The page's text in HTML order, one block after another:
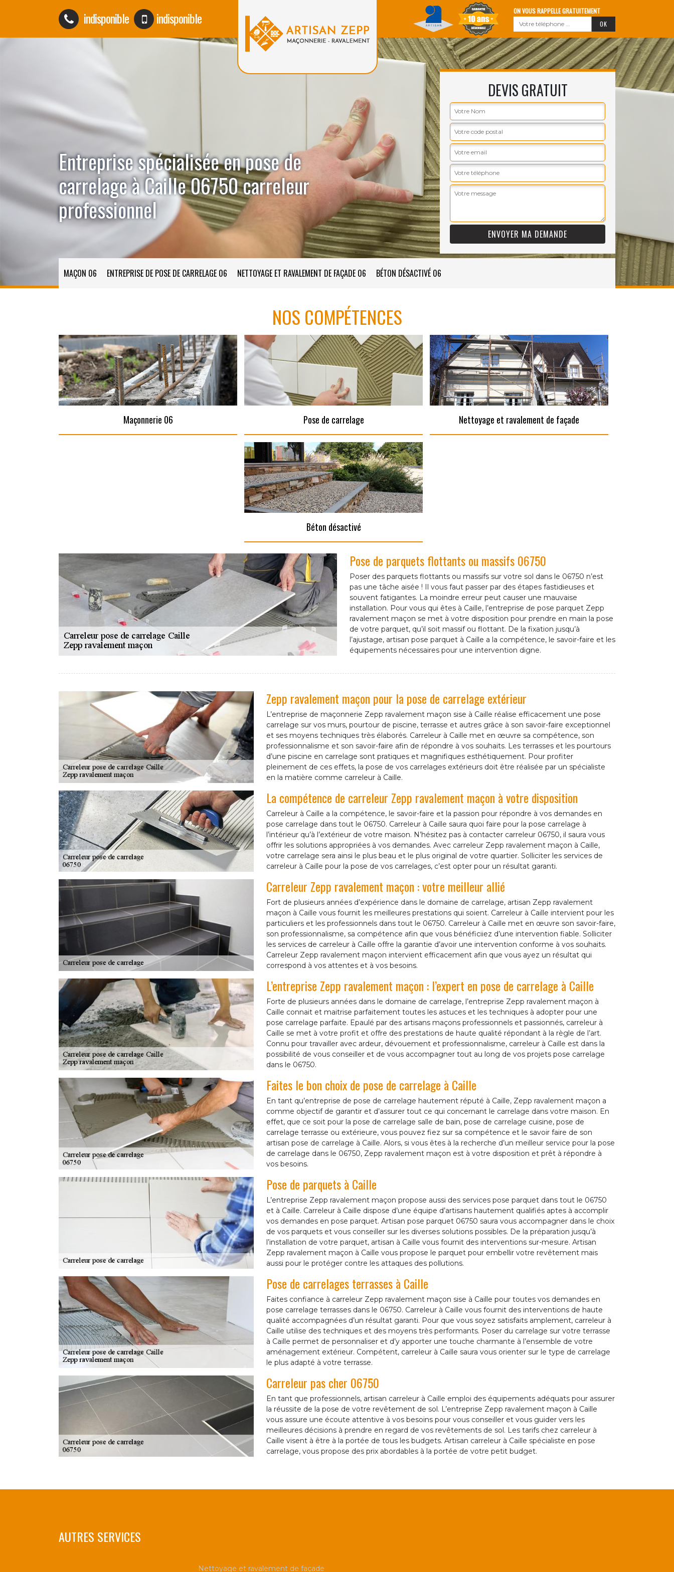
indisponible indisponible ON VOUS RAPPELLE GRATUITEMENT
Entreprise spécialisée en pose de
carrelage à Caille 06750 carreleur
professionnel
DEVIS GRATUIT
MAÇON 06 ENTREPRISE DE POSE DE CARRELAGE 06 NETTOYAGE ET RAVALEMENT DE FAÇADE 06 BÉTON DÉSACTIVÉ 06
NOS COMPÉTENCES
Maçonnerie 06 Pose de carrelage Nettoyage et ravalement de façade
Béton désactivé
Pose de parquets flottants ou massifs 06750
Poser des parquets flottants ou massifs sur votre sol dans le 06750 n’est
pas une tâche aisée ! Il vous faut passer par des étapes fastidieuses et
souvent fatigantes. La moindre erreur peut causer une mauvaise
installation. Pour vous qui êtes à Caille, l’entreprise de pose parquet Zepp
ravalement maçon se met à votre disposition pour prendre en main la pose
de votre parquet, qu’il soit massif ou flottant. De la fixation jusqu’à
l’ajustage, artisan pose parquet à Caille a la compétence, le savoir-faire et les
équipements nécessaires pour une intervention digne.
Zepp ravalement maçon pour la pose de carrelage extérieur
L’entreprise de maçonnerie Zepp ravalement maçon sise à Caille réalise efficacement une pose
carrelage sur vos murs, pourtour de piscine, terrasse et autres grâce à son savoir-faire exceptionnel
et ses moyens techniques très élaborés. Carreleur à Caille met en œuvre sa compétence, son
professionnalisme et son savoir-faire afin de répondre à vos souhaits. Les terrasses et les pourtours
d’une piscine en carrelage sont pratiques et magnifiques esthétiquement. Pour profiter
pleinement de ces effets, la pose de vos carrelages extérieurs doit être réalisée par un spécialiste
en la matière comme carreleur à Caille.
La compétence de carreleur Zepp ravalement maçon à votre disposition
Carreleur à Caille a la compétence, le savoir-faire et la passion pour répondre à vos demandes en
pose carrelage dans tout le 06750. Carreleur à Caille saura quoi faire pour la pose carrelage à
l’intérieur qu’à l’extérieur de votre maison. N’hésitez pas à contacter carreleur 06750, il saura vous
offrir les solutions appropriées à vos demandes. Avec carreleur Zepp ravalement maçon à Caille,
votre carrelage sera ainsi le plus beau et le plus original de votre quartier. Solliciter les services de
carreleur à Caille pour la pose de vos carrelages, c’est opter pour un résultat garanti.
Carreleur Zepp ravalement maçon : votre meilleur allié
Fort de plusieurs années d’expérience dans le domaine de carrelage, artisan Zepp ravalement
maçon à Caille vous fournit les meilleures prestations qui soient. Carreleur à Caille intervient pour les
particuliers et les professionnels dans tout le 06750. Carreleur à Caille met en œuvre son savoir-faire,
son professionnalisme, sa compétence afin que vous bénéficiiez d’une intervention fiable. Solliciter
les services de carreleur à Caille offre la garantie d’avoir une intervention conforme à vos souhaits.
Carreleur Zepp ravalement maçon intervient efficacement afin que vous ayez un résultat qui
correspond à vos attentes et à vos besoins.
L’entreprise Zepp ravalement maçon : l’expert en pose de carrelage à Caille
Forte de plusieurs années dans le domaine de carrelage, l’entreprise Zepp ravalement maçon à
Caille connait et maitrise parfaitement toutes les astuces et les techniques à adopter pour une
pose carrelage parfaite. Epaulé par des artisans maçons professionnels et passionnés, carreleur à
Caille se met à votre profit et offre des prestations de haute qualité répondant à la règle de l’art.
Connu pour travailler avec ardeur, dévouement et professionnalisme, carreleur à Caille est dans la
possibilité de vous conseiller et de vous accompagner tout au long de vos projets pose carrelage
dans le 06750.
Faites le bon choix de pose de carrelage à Caille
En tant qu’entreprise de pose de carrelage hautement réputé à Caille, Zepp ravalement maçon a
comme objectif de garantir et d’assurer tout ce qui concernant le carrelage dans votre maison. En
effet, que ce soit pour la pose de carrelage salle de bain, pose de carrelage cuisine, pose de
carrelage terrasse ou extérieure, vous pouvez fiez sur sa compétence et le savoir faire de son
artisan pose de carrelage à Caille. Alors, si vous êtes à la recherche d’un meilleur service pour la pose
de carrelage dans le 06750, Zepp ravalement maçon est à votre disposition et prêt à répondre à
vos besoins.
Pose de parquets à Caille
L’entreprise Zepp ravalement maçon propose aussi des services pose parquet dans tout le 06750
et à Caille. Carreleur à Caille dispose d’une équipe d’artisans hautement qualifiés aptes à accomplir
vos demandes en pose parquet. Artisan pose parquet 06750 saura vous accompagner dans le choix
de vos parquets et vous conseiller sur les diverses solutions possibles. De la préparation jusqu’à
l’installation de votre parquet, artisan à Caille vous fournit des interventions sur-mesure. Artisan
Zepp ravalement maçon à Caille vous propose le parquet pour embellir votre revêtement mais
aussi pour le protéger contre les attaques des pollutions.
Pose de carrelages terrasses à Caille
Faites confiance à carreleur Zepp ravalement maçon sise à Caille pour toutes vos demandes en
pose carrelage terrasses dans le 06750. Carreleur à Caille vous fournit des interventions de haute
qualité accompagnées d’un résultat garanti. Pour que vous soyez satisfaits amplement, carreleur à
Caille utilise des techniques et des moyens très performants. Poser du carrelage sur votre terrasse
à Caille permet de personnaliser et d’y apporter une touche charmante à l’ensemble de votre
aménagement extérieur. Compétent, carreleur à Caille saura vous orienter sur le type de carrelage
le plus adapté à votre terrasse.
Carreleur pas cher 06750
En tant que professionnels, artisan carreleur à Caille emploi des équipements adéquats pour assurer
la réussite de la pose de votre revêtement de sol. L’entreprise Zepp ravalement maçon à Caille
vous assure une écoute attentive à vos besoins pour vous conseiller et vous guider vers les
meilleures décisions à prendre en regard de vos revêtements de sol. Les tarifs chez carreleur à
Caille visent à être à la portée de tous les budgets. Artisan carreleur à Caille spécialiste en pose
carrelage, vous propose des prix abordables à la portée de votre petit budget.
AUTRES SERVICES
Nettoyage et ravalement de façade